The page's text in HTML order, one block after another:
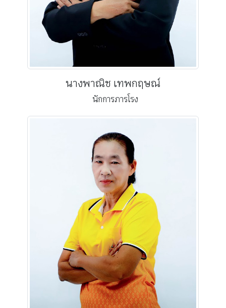
นางพาณิช เทพกฤษณ์
นักการภารโรง